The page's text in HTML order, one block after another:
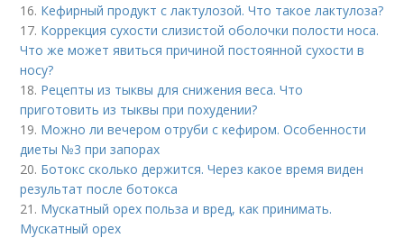
16. Кефирный продукт с лактулозой. Что такое лактулоза?
17. Коррекция сухости слизистой оболочки полости носа.
Что же может явиться причиной постоянной сухости в
носу?
18. Рецепты из тыквы для снижения веса. Что
приготовить из тыквы при похудении?
19. Можно ли вечером отруби с кефиром. Особенности
диеты №3 при запорах
20. Ботокс сколько держится. Через какое время виден
результат после ботокса
21. Мускатный орех польза и вред, как принимать.
Мускатный орех